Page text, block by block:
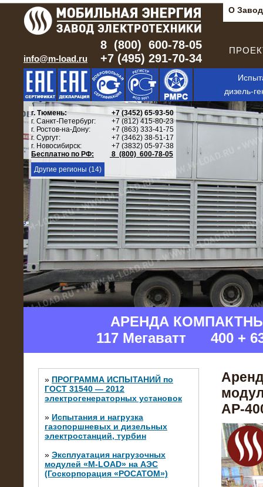
О
info@m-load.ru
8 (800) 600-78-05
+7 (495) 291-70-34
дизель-
г. Тюмень:
+7 (3452) 65-93-50
г. Санкт-Петербург:
+7 (812) 415-80-23
г. Ростов-на-Дону:
+7 (863) 333-41-75
г. Сургут:
+7 (3462) 38-51-17
г. Новосибирск:
+7 (3832) 05-97-38
Бесплатно по РФ:
8 (800) 600-78-05
Другие регионы (14)
АРЕНДА
117 Мегаватт 400 +
» ПРОГРАММА ИСПЫТАНИЙ по
ГОСТ 31540 — 2012
электрогенераторных установок
» Испытания и нагрузка
газопоршневых и дизельных
электростанций, турбин
» Эксплуатация нагрузочных
модулей «M-LOAD» на АЭС
(Госкорпорация «РОСАТОМ»)
АР-